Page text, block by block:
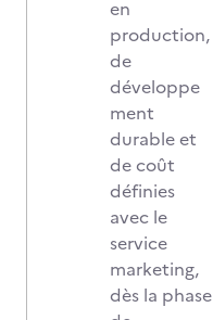
en
production,
de
développe
ment
durable et
de coût
définies
avec le
service
marketing,
dès la phase